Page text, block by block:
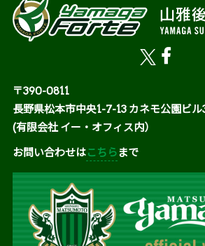
〒390-0811
長野県松本市中央1-7-13 カネモ公園ビル
(有限会社 イー・オフィス内）
お問い合わせはこちら まで